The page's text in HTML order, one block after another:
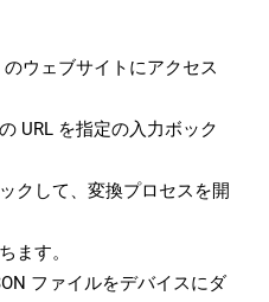
のウェブサイトにアクセス
URL を指定の入力ボック
クして、変換プロセスを開
ます。
ファイルをデバイスにダ